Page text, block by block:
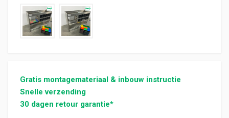
Gratis montagemateriaal & inbouw instructie
Snelle verzending
30 dagen retour garantie*